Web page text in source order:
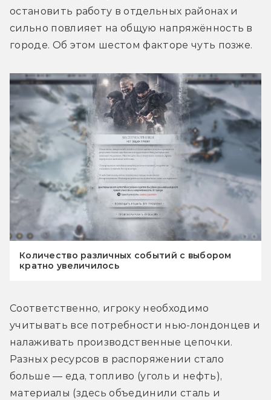
остановить работу в отдельных районах и
сильно повлияет на общую напряжённость в
городе. Об этом шестом факторе чуть позже.
Количество различных событий с выбором
кратно увеличилось
Соответственно, игроку необходимо
учитывать все потребности нью-лондонцев и
налаживать производственные цепочки.
Разных ресурсов в распоряжении стало
больше — еда, топливо (уголь и нефть),
материалы (здесь объединили сталь и